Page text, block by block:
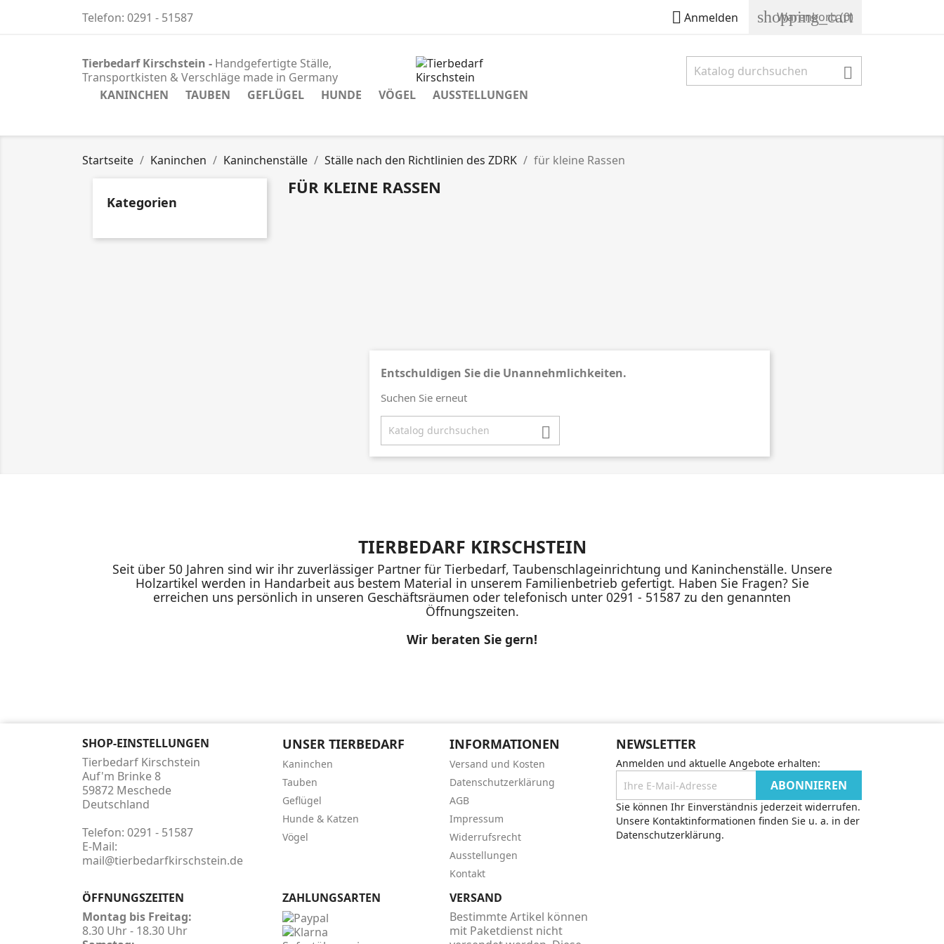
Telefon: 0291 - 51587  Anmelden shopping_cart
Warenkorb(0)
Tierbedarf Kirschstein - Handgefertigte Ställe,
Transportkisten & Verschläge made in Germany 
KANINCHEN TAUBEN GEFLÜGEL HUNDE VÖGEL AUSSTELLUNGEN
Startseite Kaninchen Kaninchenställe Ställe nach den Richtlinien des ZDRK für kleine Rassen
Kategorien
FÜR KLEINE RASSEN
Entschuldigen Sie die Unannehmlichkeiten.
Suchen Sie erneut

TIERBEDARF KIRSCHSTEIN
Seit über 50 Jahren sind wir ihr zuverlässiger Partner für Tierbedarf, Taubenschlageinrichtung und Kaninchenställe. Unsere
Holzartikel werden in Handarbeit aus bestem Material in unserem Familienbetrieb gefertigt. Haben Sie Fragen? Sie
erreichen uns persönlich in unseren Geschäftsräumen oder telefonisch unter 0291 - 51587 zu den genannten
Öffnungszeiten.
Wir beraten Sie gern!
SHOP-EINSTELLUNGEN
Tierbedarf Kirschstein
Auf'm Brinke 8
59872 Meschede
Deutschland
Telefon: 0291 - 51587
E-Mail:
mail@tierbedarfkirschstein.de
UNSER TIERBEDARF
Kaninchen
Tauben
Geflügel
Hunde & Katzen
Vögel
INFORMATIONEN
Versand und Kosten
Datenschutzerklärung
AGB
Impressum
Widerrufsrecht
Ausstellungen
Kontakt
NEWSLETTER
Anmelden und aktuelle Angebote erhalten:
Sie können Ihr Einverständnis jederzeit widerrufen.
Unsere Kontaktinformationen finden Sie u. a. in der
Datenschutzerklärung.
ÖFFNUNGSZEITEN
Montag bis Freitag:
8.30 Uhr - 18.30 Uhr
ZAHLUNGSARTEN
VERSAND
Bestimmte Artikel können
mit Paketdienst nicht